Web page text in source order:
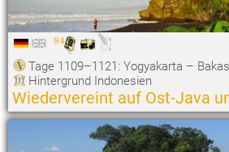
84
Tage 1109–1121: Yogyakarta – Bakas
Hintergrund Indonesien
Wiedervereint auf Ost-Java